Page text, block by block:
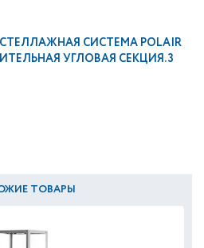
СИСТЕМА POLAIR
УГЛОВАЯ СЕКЦИЯ. 3
ТОВАРЫ